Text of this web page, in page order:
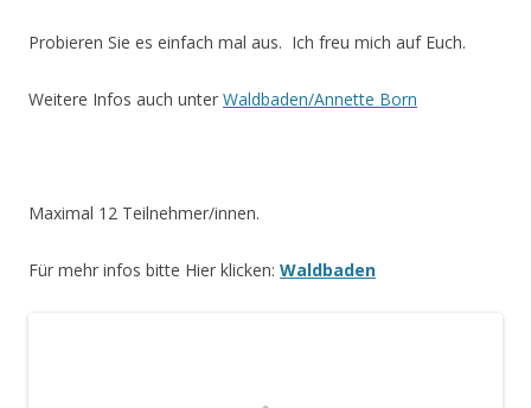
Probieren Sie es einfach mal aus. Ich freu mich auf Euch.
Weitere Infos auch unter Waldbaden/Annette Born
Maximal 12 Teilnehmer/innen.
Für mehr infos bitte Hier klicken: Waldbaden